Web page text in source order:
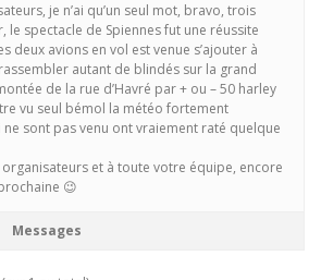
je n’ai qu’un seul mot, bravo, trois
le spectacle de Spiennes fut une réussite
deux avions en vol est venue s’ajouter à
autant de blindés sur la grand
de la rue d’Havré par + ou – 50 harley
vu seul bémol la météo fortement
ne sont pas venu ont vraiement raté quelque
et à toute votre équipe, encore
😉
Messages